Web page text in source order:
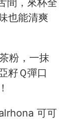
間，來杯全
也能清爽
粉，一抹
籽Ｑ彈口
可可